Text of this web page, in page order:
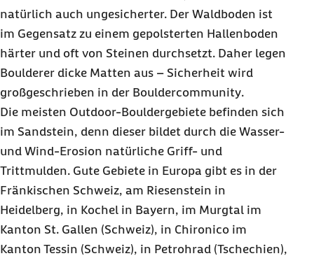
natürlich auch ungesicherter. Der Waldboden ist
im Gegensatz zu einem gepolsterten Hallenboden
härter und oft von Steinen durchsetzt. Daher legen
Boulderer dicke Matten aus – Sicherheit wird
großgeschrieben in der Bouldercommunity.
Die meisten Outdoor-Bouldergebiete befinden sich
im Sandstein, denn dieser bildet durch die Wasser-
und Wind-Erosion natürliche Griff- und
Trittmulden. Gute Gebiete in Europa gibt es in der
Fränkischen Schweiz, am Riesenstein in
Heidelberg, in Kochel in Bayern, im Murgtal im
Kanton St. Gallen (Schweiz), in Chironico im
Kanton Tessin (Schweiz), in Petrohrad (Tschechien),